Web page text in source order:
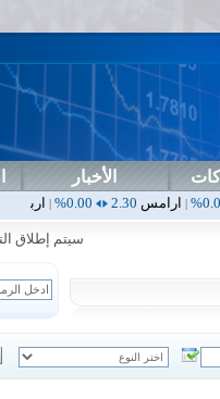
الأخبار
2.30
|اربيل 0.00
سيتم إطلاق